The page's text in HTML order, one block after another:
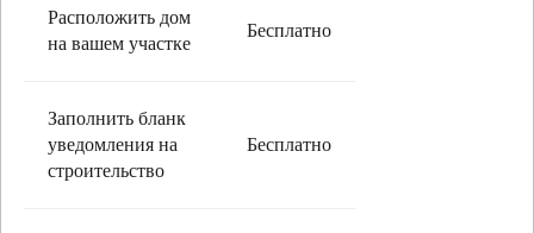
Расположить дом
на вашем участке
Бесплатно
Заполнить бланк
уведомления на
строительство
Бесплатно